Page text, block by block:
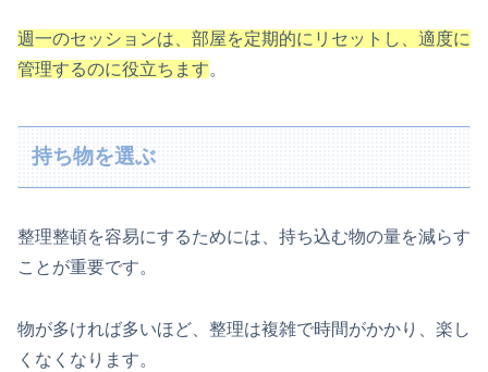
週一のセッションは、部屋を定期的にリセットし、適度に
管理するのに役立ちます。
持ち物を選ぶ
整理整頓を容易にするためには、持ち込む物の量を減らす
ことが重要です。
物が多ければ多いほど、整理は複雑で時間がかかり、楽し
くなくなります。